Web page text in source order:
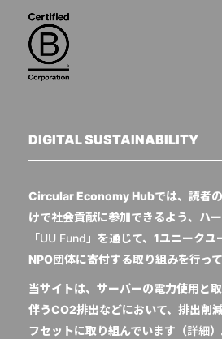
DIGITAL SUSTAINABILITY
Circular Economy Hubでは、読者
けで社会貢献に参加できるよう、ハ
「UU Fund 」を通じて、1ユニーク
NPO団体に寄付する取り組みを行って
当サイトは、サーバーの電力使用と
伴うCO2排出などにおいて、排出削
フセットに取り組んでいます（詳細）